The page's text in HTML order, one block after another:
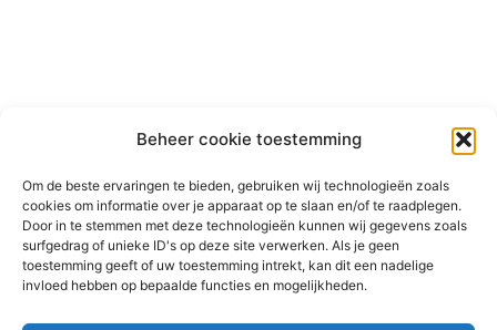
Beheer cookie toestemming
Om de beste ervaringen te bieden, gebruiken wij technologieën zoals
cookies om informatie over je apparaat op te slaan en/of te raadplegen.
Door in te stemmen met deze technologieën kunnen wij gegevens zoals
surfgedrag of unieke ID's op deze site verwerken. Als je geen
toestemming geeft of uw toestemming intrekt, kan dit een nadelige
invloed hebben op bepaalde functies en mogelijkheden.